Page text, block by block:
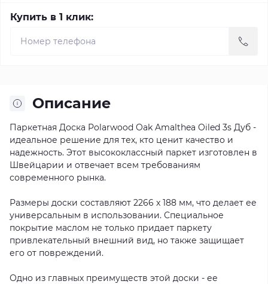
Купить в 1 клик:
Описание
Паркетная Доска Polarwood Oak Amalthea Oiled 3s Дуб -
идеальное решение для тех, кто ценит качество и
надежность. Этот высококлассный паркет изготовлен в
Швейцарии и отвечает всем требованиям
современного рынка.
Размеры доски составляют 2266 x 188 мм, что делает ее
универсальным в использовании. Специальное
покрытие маслом не только придает паркету
привлекательный внешний вид, но также защищает
его от повреждений.
Одно из главных преимуществ этой доски - ее